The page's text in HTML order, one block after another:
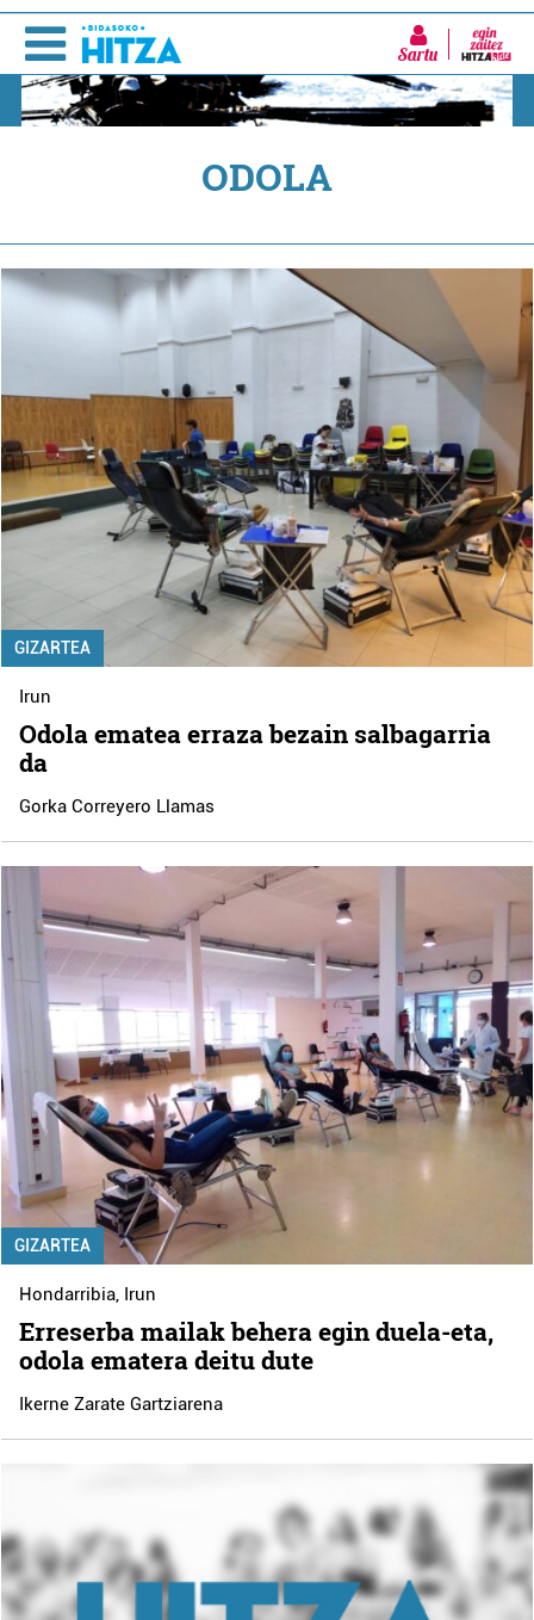
Sartu
ODOLA
GIZARTEA
Irun
Odola ematea erraza bezain salbagarria
da
Gorka Correyero Llamas
GIZARTEA
Hondarribia Irun
Erreserba mailak behera egin duela-eta,
odola ematera deitu dute
Ikerne Zarate Gartziarena